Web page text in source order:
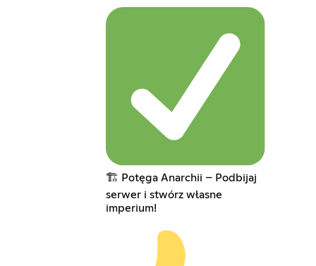
🏗️ Potęga Anarchii – Podbijaj
serwer i stwórz własne
imperium!